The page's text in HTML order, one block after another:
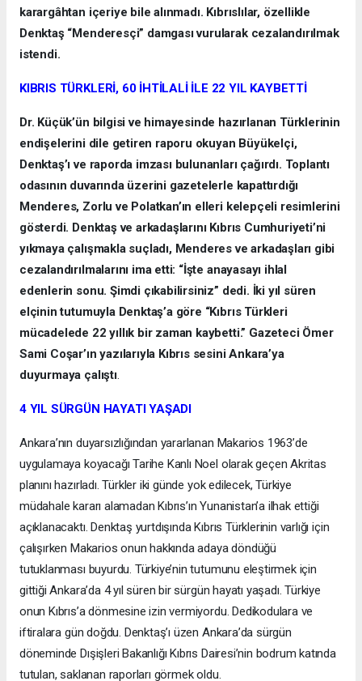
karargâhtan içeriye bile alınmadı. Kıbrıslılar, özellikle
Denktaş “Menderesçi” damgası vurularak cezalandırılmak
istendi.
KIBRIS TÜRKLERİ, 60 İHTİLALİ İLE 22 YIL KAYBETTİ
Dr. Küçük’ün bilgisi ve himayesinde hazırlanan Türklerinin
endişelerini dile getiren raporu okuyan Büyükelçi,
Denktaş’ı ve raporda imzası bulunanları çağırdı. Toplantı
odasının duvarında üzerini gazetelerle kapattırdığı
Menderes, Zorlu ve Polatkan’ın elleri kelepçeli resimlerini
gösterdi. Denktaş ve arkadaşlarını Kıbrıs Cumhuriyeti’ni
yıkmaya çalışmakla suçladı, Menderes ve arkadaşları gibi
cezalandırılmalarını ima etti: “İşte anayasayı ihlal
edenlerin sonu. Şimdi çıkabilirsiniz” dedi. İki yıl süren
elçinin tutumuyla Denktaş’a göre “Kıbrıs Türkleri
mücadelede 22 yıllık bir zaman kaybetti.” Gazeteci Ömer
Sami Coşar’ın yazılarıyla Kıbrıs sesini Ankara’ya
duyurmaya çalıştı.
4 YIL SÜRGÜN HAYATI YAŞADI
Ankara’nın duyarsızlığından yararlanan Makarios 1963’de
uygulamaya koyacağı Tarihe Kanlı Noel olarak geçen Akritas
planını hazırladı. Türkler iki günde yok edilecek, Türkiye
müdahale kararı alamadan Kıbrıs’ın Yunanistan’a ilhak ettiği
açıklanacaktı. Denktaş yurtdışında Kıbrıs Türklerinin varlığı için
çalışırken Makarios onun hakkında adaya döndüğü
tutuklanması buyurdu. Türkiye’nin tutumunu eleştirmek için
gittiği Ankara’da 4 yıl süren bir sürgün hayatı yaşadı. Türkiye
onun Kıbrıs’a dönmesine izin vermiyordu. Dedikodulara ve
iftiralara gün doğdu. Denktaş’ı üzen Ankara’da sürgün
döneminde Dışişleri Bakanlığı Kıbrıs Dairesi’nin bodrum katında
tutulan, saklanan raporları görmek oldu.